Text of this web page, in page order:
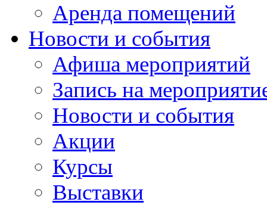
Аренда помещений
Новости и события
Афиша мероприятий
Запись на
Новости и события
Акции
Курсы
Выставки